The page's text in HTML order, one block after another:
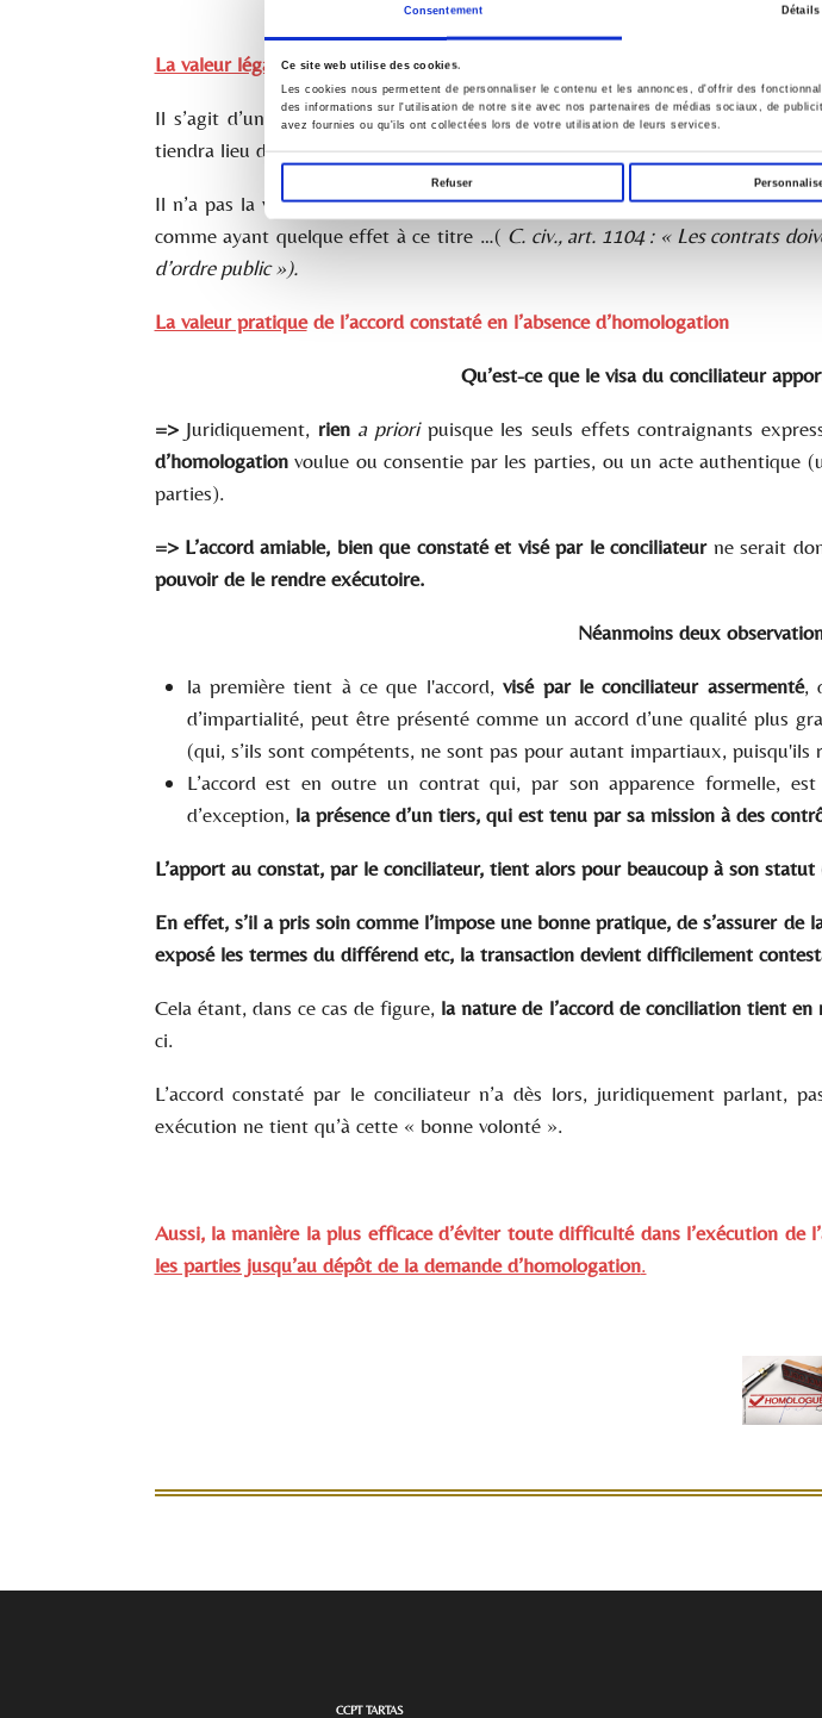
Consentement Détails
Ce site web utilise des cookies.
Les cookies nous permettent de personnaliser le contenu et les annonces, d'offrir des
des informations sur l'utilisation de notre site avec nos partenaires de médias sociaux, de
avez fournies ou qu'ils ont collectées lors de votre utilisation de leurs services.
Refuser
La valeur légalede l’accordconstatéen l’absence d’homologation
Il s’agit d’un accord de volontés et donc, d’une convention. Ce n’est
tiendra lieu de loi entre ceux qui l’auront signé, conformément au droit
Il n’a pas la valeur d'un titre exécutoire mais il est bien un engagement
comme ayant quelque effet à ce titre …( C. civ., art. 1104 : « Les contrats
d’ordre public »).
La valeur pratiquede l’accord constaté en l’absence d’homologation
Qu’est-ce que le visa du conciliateur
=>Juridiquement, rien a prioripuisque les seuls effets contraignants
d’homologationvoulue ou consentie par les parties, ou un acte authentique
parties).
=> L’accord amiable, bien que constaté et visé par le conciliateurne serait
pouvoir de le rendre exécutoire.
Néanmoins deux
la première tient à ce que l'accord,visé par le conciliateur assermenté,
d’impartialité, peut être présenté comme un accord d’une qualité plus
(qui, s’ils sont compétents, ne sont pas pour autant impartiaux,
L’accord est en outre un contrat qui, par son apparence formelle,
d’exception, la présence d’un tiers, qui est tenu par sa mission à des
L’apport au constat, par le conciliateur, tient alors pour beaucoup à son statut
En effet, s’il a pris soin comme l’impose une bonne pratique, de s’assurer
exposé les termes du différend etc, la transaction devient difficilement
Cela étant, dans ce cas de figure, la nature de l’accord de conciliation tient
ci.
L’accord constaté par le conciliateur n’a dès lors, juridiquement parlant,
exécution ne tient qu’à cette « bonne volonté ».
Aussi, la manière la plus efficace d’éviter toute difficulté dans l’exécution de
les parties jusqu’au dépôt de la demande d’homologation.
CCPT TARTAS